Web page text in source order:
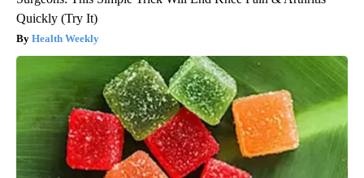
Quickly (Try It)
Health Weekly